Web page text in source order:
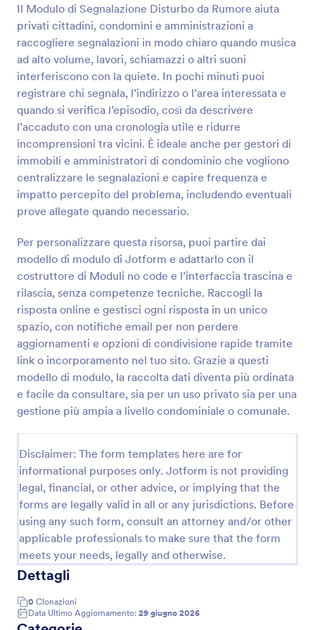
Il Modulo di Segnalazione Disturbo da Rumore aiuta
privati cittadini, condomìni e amministrazioni a
raccogliere segnalazioni in modo chiaro quando musica
ad alto volume, lavori, schiamazzi o altri suoni
interferiscono con la quiete. In pochi minuti puoi
registrare chi segnala, l’indirizzo o l’area interessata e
quando si verifica l’episodio, così da descrivere
l’accaduto con una cronologia utile e ridurre
incomprensioni tra vicini. È ideale anche per gestori di
immobili e amministratori di condominio che vogliono
centralizzare le segnalazioni e capire frequenza e
impatto percepito del problema, includendo eventuali
prove allegate quando necessario.
Per personalizzare questa risorsa, puoi partire dai
modello di modulo di Jotform e adattarlo con il
costruttore di Moduli no code e l’interfaccia trascina e
rilascia, senza competenze tecniche. Raccogli la
risposta online e gestisci ogni risposta in un unico
spazio, con notifiche email per non perdere
aggiornamenti e opzioni di condivisione rapide tramite
link o incorporamento nel tuo sito. Grazie a questi
modello di modulo, la raccolta dati diventa più ordinata
e facile da consultare, sia per un uso privato sia per una
gestione più ampia a livello condominiale o comunale.
Disclaimer: The form templates here are for
informational purposes only. Jotform is not providing
legal, financial, or other advice, or implying that the
forms are legally valid in all or any jurisdictions. Before
using any such form, consult an attorney and/or other
applicable professionals to make sure that the form
meets your needs, legally and otherwise.
Dettagli
0 Clonazioni
Data Ultimo Aggiornamento: 29 giugno 2026
Anteprima
Modulo Di Reclamo Hotel
Raccogli e gestisci le segnalazioni degli ospiti con
Modulo di reclamo alberghiero, ideale per hotel e
strutture ricettive che vogliono centralizzare la data
collection e organizzare ogni form submission con
Jotform.
Go to Category:
Moduli Conformi
Usa Template
Anteprima